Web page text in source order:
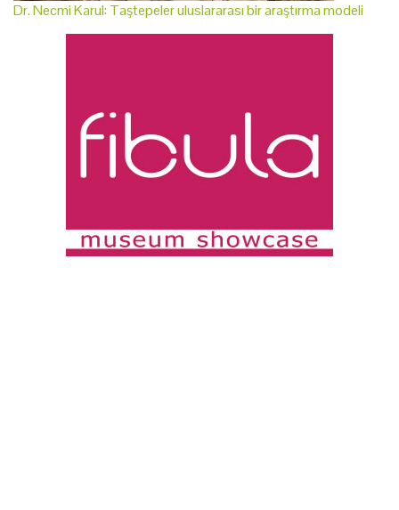
Dr. Necmi Karul: Taştepeler uluslararası bir araştırma modeli